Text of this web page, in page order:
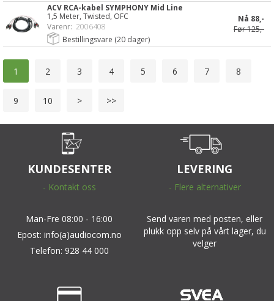
ACV RCA-kabel SYMPHONY Mid Line
1,5 Meter, Twisted, OFC
Varenr: 2006408
Bestillingsvare (20 dager)
Nå 88,-
Før125,-
1 2 3 4 5 6 7 8
9 10 > >>
KUNDESENTER
- Kontakt oss
Man-Fre 08:00 - 16:00
Epost: info(a)audiocom.no
Telefon: 928 44 000
LEVERING
- Flere alternativer
Send varen med posten, eller
plukk opp selv på vårt lager, du
velger